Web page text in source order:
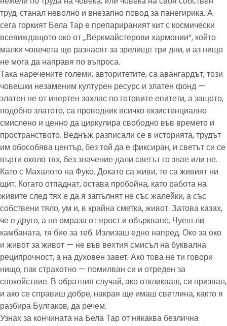
труд, станал неволно и внезапно повод за панегирика. А
сега горкият Бела Тар е препарираният кит с космически
всевиждащото око от „Веркмайстерови хармонии“, който
малки човечета ще разнасят за зрелище три дни, и аз нищо
не мога да направя по въпроса.
Така наречените големи, авторитетите, са авангардът, този
човешки незаменим културен ресурс и златен фонд —
златен не от инертен захлас по готовите епитети, а защото,
подобно златото, са проводник всичко екзистенциално
смислено и ценно да циркулира свободно във времето и
пространството. Веднъж разписали се в историята, трудът
им обособява център, без той да е фиксиран, и светът си се
върти около тях, без значение дали светът го знае или не.
Като с Махалото на Фуко. Докато са живи, те са живият ни
щит. Когато отпаднат, остава пробойна, като работа на
живите след тях е да я запълнят не със жалейки, а със
собствени тяло, ум и, в крайна сметка, живот. Затова казах,
че е друго, а не омраза от ярост и объркване. Чуеш ли
камбаната, тя бие за теб. Излизаш едно напред. Око за око
и живот за живот — не във вехтия смисъл на буквална
реципрочност, а на духовен завет. Ако това не ти говори
нищо, пак страхотно — помилван си и отреден за
спокойствие. В обратния случай, ако откликваш, си призван,
и ако се справиш добре, накрая ще имаш светлина, както я
разбира Булгаков, да речем.
Узнах за кончината на Бела Тар от някаква безлична